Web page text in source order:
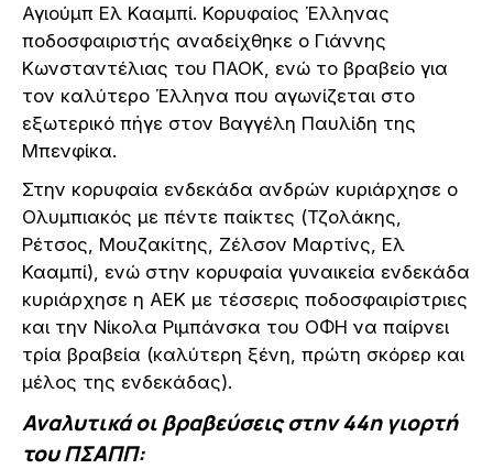
Αγιούμπ Ελ Κααμπί. Κορυφαίος Έλληνας
ποδοσφαιριστής αναδείχθηκε ο Γιάννης
Κωνσταντέλιας του ΠΑΟΚ, ενώ το βραβείο για
τον καλύτερο Έλληνα που αγωνίζεται στο
εξωτερικό πήγε στον Βαγγέλη Παυλίδη της
Μπενφίκα.
Στην κορυφαία ενδεκάδα ανδρών κυριάρχησε ο
Ολυμπιακός με πέντε παίκτες (Τζολάκης,
Ρέτσος, Μουζακίτης, Ζέλσον Μαρτίνς, Ελ
Κααμπί), ενώ στην κορυφαία γυναικεία ενδεκάδα
κυριάρχησε η ΑΕΚ με τέσσερις ποδοσφαιρίστριες
και την Νίκολα Ριμπάνσκα του ΟΦΗ να παίρνει
τρία βραβεία (καλύτερη ξένη, πρώτη σκόρερ και
μέλος της ενδεκάδας).
Αναλυτικά οι βραβεύσεις στην 44η γιορτή
του ΠΣΑΠΠ: